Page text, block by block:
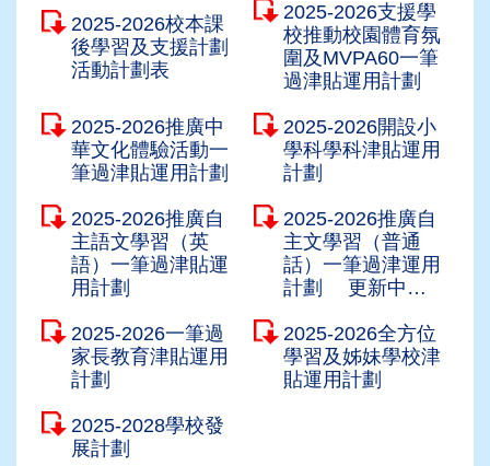
2025-2026校本課
後學習及支援計劃
活動計劃表
2025-2026支援學
校推動校園體育氛
圍及MVPA60一筆
過津貼運用計劃
2025-2026推廣中
華文化體驗活動一
筆過津貼運用計劃
2025-2026開設小
學科學科津貼運用
計劃
2025-2026推廣自
主語文學習（英
語）一筆過津貼運
用計劃
2025-2026推廣自
主文學習（普通
話）一筆過津運用
計劃 更新中…
2025-2026一筆過
家長教育津貼運用
計劃
2025-2026全方位
學習及姊妹學校津
貼運用計劃
2025-2028學校發
展計劃